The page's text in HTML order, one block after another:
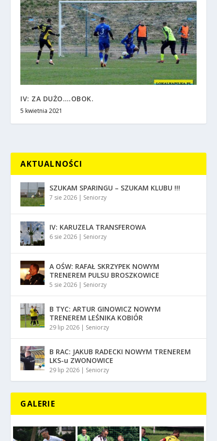
IV: ZA DUŻO….OBOK.
5 kwietnia 2021
AKTUALNOŚCI
SZUKAM SPARINGU – SZUKAM KLUBU !!!
7 sie 2026 | Seniorzy
IV: KARUZELA TRANSFEROWA
6 sie 2026 | Seniorzy
A OŚW: RAFAŁ SKRZYPEK NOWYM
TRENEREM PULSU BROSZKOWICE
5 sie 2026 | Seniorzy
B TYC: ARTUR GINOWICZ NOWYM
TRENEREM LEŚNIKA KOBIÓR
29 lip 2026 | Seniorzy
B RAC: JAKUB RADECKI NOWYM TRENEREM
LKS-u ZWONOWICE
29 lip 2026 | Seniorzy
GALERIE